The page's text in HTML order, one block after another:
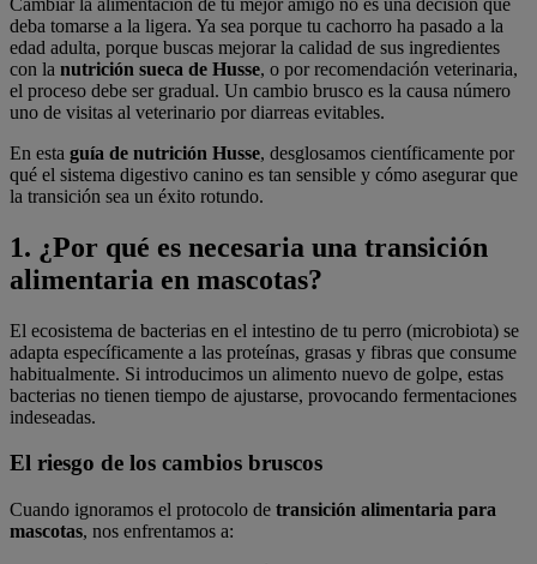
deba tomarse a la ligera. Ya sea porque tu cachorro ha pasado a la
edad adulta, porque buscas mejorar la calidad de sus ingredientes
con la nutrición sueca de Husse, o por recomendación veterinaria,
el proceso debe ser gradual. Un cambio brusco es la causa número
uno de visitas al veterinario por diarreas evitables.
En esta guía de nutrición Husse, desglosamos científicamente por
qué el sistema digestivo canino es tan sensible y cómo asegurar que
la transición sea un éxito rotundo.
1. ¿Por qué es necesaria una transición
alimentaria en mascotas?
El ecosistema de bacterias en el intestino de tu perro (microbiota) se
adapta específicamente a las proteínas, grasas y fibras que consume
habitualmente. Si introducimos un alimento nuevo de golpe, estas
bacterias no tienen tiempo de ajustarse, provocando fermentaciones
indeseadas.
El riesgo de los cambios bruscos
Cuando ignoramos el protocolo de transición alimentaria para
mascotas, nos enfrentamos a: